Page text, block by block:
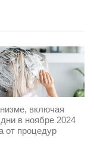
включая
в ноябре 2024
от процедур